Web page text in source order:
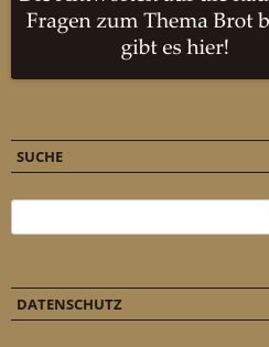
SUCHE
DATENSCHUTZ